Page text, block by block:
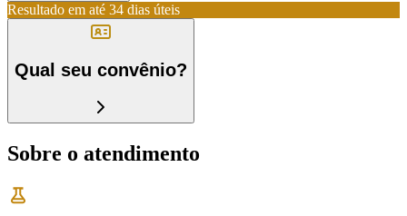
Resultado em até 34 dias úteis
Qual seu convênio?
Sobre o atendimento